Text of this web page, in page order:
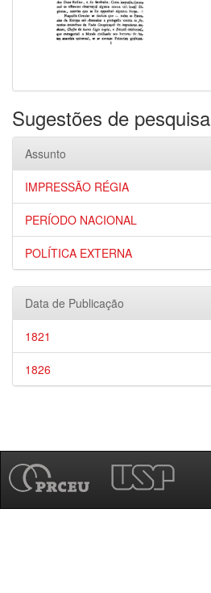
Sugestões de pesquisa
Assunto
IMPRESSÃO RÉGIA
PERÍODO NACIONAL
POLÍTICA EXTERNA
Data de Publicação
1821
1826